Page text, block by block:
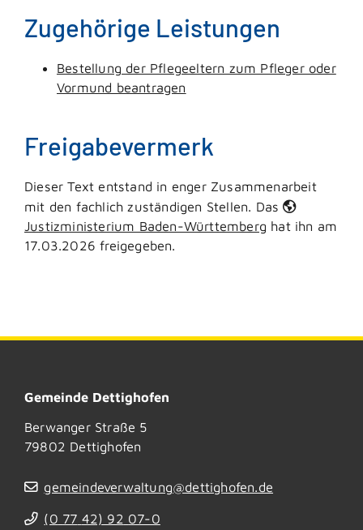
Zugehörige Leistungen
Bestellung der Pflegeeltern zum Pfleger oder
Vormund beantragen
Freigabevermerk
Dieser Text entstand in enger Zusammenarbeit
mit den fachlich zuständigen Stellen. Das
Justizministerium Baden-Württemberg hat ihn am
17.03.2026 freigegeben.
Gemeinde Dettighofen
Berwanger Straße 5
79802 Dettighofen
gemeindeverwaltung@dettighofen.de
(0 77 42) 92 07-0